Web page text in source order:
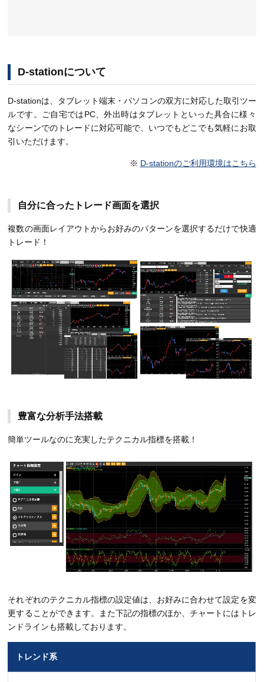
D-stationについて
D-stationは、タブレット端末・パソコンの双方に対応した取引ツー
ルです。ご自宅ではPC、外出時はタブレットといった具合に様々
なシーンでのトレードに対応可能で、いつでもどこでも気軽にお取
引いただけます。
※ D-stationのご利用環境はこちら
自分に合ったトレード画面を選択
複数の画面レイアウトからお好みのパターンを選択するだけで快適
トレード！
豊富な分析手法搭載
簡単ツールなのに充実したテクニカル指標を搭載！
それぞれのテクニカル指標の設定値は、お好みに合わせて設定を変
更することができます。また下記の指標のほか、チャートにはトレ
ンドラインも搭載しております。
トレンド系